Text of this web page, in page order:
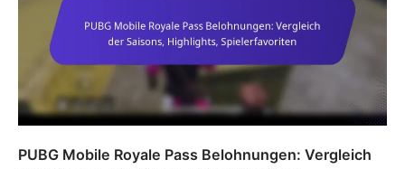
PUBG Mobile Royale Pass Belohnungen: Vergleich